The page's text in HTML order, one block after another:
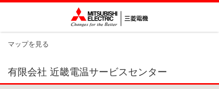
マップを見る
有限会社 近畿電温サービスセンター